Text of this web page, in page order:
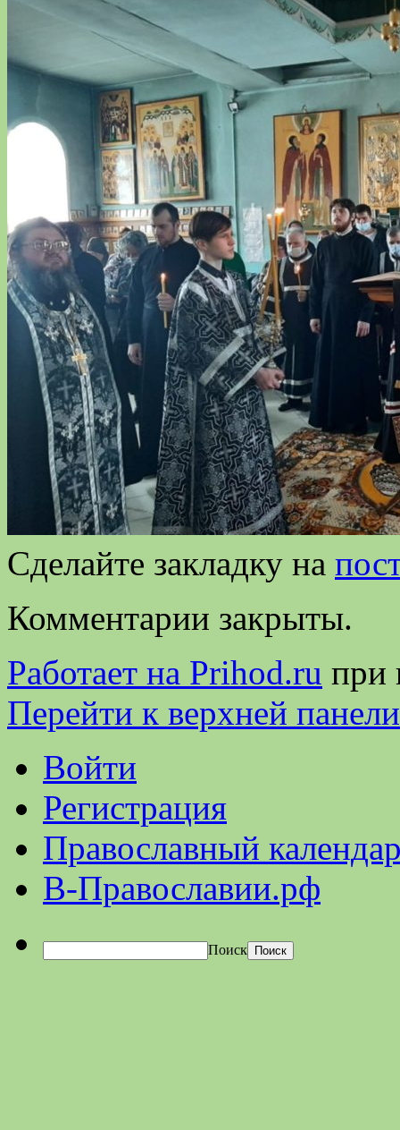
Сделайте закладку на
Комментарии закрыты.
Работает на Prihod.ru при
Перейти к верхней панели
Войти
Регистрация
Православный
В-Православии.рф
Поиск